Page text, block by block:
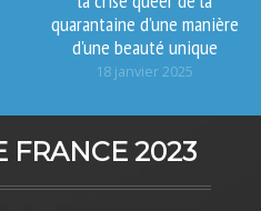
quarantaine d'une manière
d'une beauté unique
18 janvier 2025
FRANCE 2023